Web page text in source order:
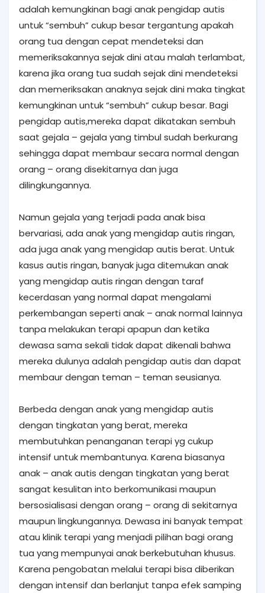
adalah kemungkinan bagi anak pengidap autis
untuk “sembuh” cukup besar tergantung apakah
orang tua dengan cepat mendeteksi dan
memeriksakannya sejak dini atau malah terlambat,
karena jika orang tua sudah sejak dini mendeteksi
dan memeriksakan anaknya sejak dini maka tingkat
kemungkinan untuk “sembuh” cukup besar. Bagi
pengidap autis,mereka dapat dikatakan sembuh
saat gejala – gejala yang timbul sudah berkurang
sehingga dapat membaur secara normal dengan
orang – orang disekitarnya dan juga
dilingkungannya.
Namun gejala yang terjadi pada anak bisa
bervariasi, ada anak yang mengidap autis ringan,
ada juga anak yang mengidap autis berat. Untuk
kasus autis ringan, banyak juga ditemukan anak
yang mengidap autis ringan dengan taraf
kecerdasan yang normal dapat mengalami
perkembangan seperti anak – anak normal lainnya
tanpa melakukan terapi apapun dan ketika
dewasa sama sekali tidak dapat dikenali bahwa
mereka dulunya adalah pengidap autis dan dapat
membaur dengan teman – teman seusianya.
Berbeda dengan anak yang mengidap autis
dengan tingkatan yang berat, mereka
membutuhkan penanganan terapi yg cukup
intensif untuk membantunya. Karena biasanya
anak – anak autis dengan tingkatan yang berat
sangat kesulitan into berkomunikasi maupun
bersosialisasi dengan orang – orang di sekitarnya
maupun lingkungannya. Dewasa ini banyak tempat
atau klinik terapi yang menjadi pilihan bagi orang
tua yang mempunyai anak berkebutuhan khusus.
Karena pengobatan melalui terapi bisa diberikan
dengan intensif dan berlanjut tanpa efek samping